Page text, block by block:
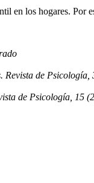
en los hogares. Por
Revista de Psicología,
de Psicología, 15